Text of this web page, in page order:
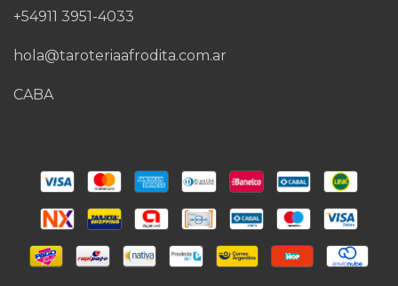
+54911 3951-4033
hola@taroteriaafrodita.com.ar
CABA